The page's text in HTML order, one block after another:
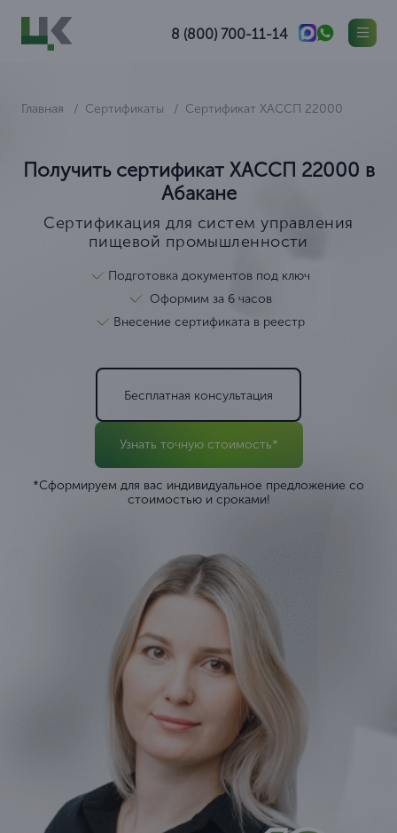
8 (800) 700-11-14
Главная Сертификаты Сертификат ХАССП 22000
Получить сертификат ХАССП 22000 в
Абакане
Сертификация для систем управления
пищевой промышленности
Подготовка документов под ключ
Оформим за 6 часов
Внесение сертификата в реестр
Бесплатная консультация
Узнать точную стоимость*
*Сформируем для вас индивидуальное предложение со
стоимостью и сроками!